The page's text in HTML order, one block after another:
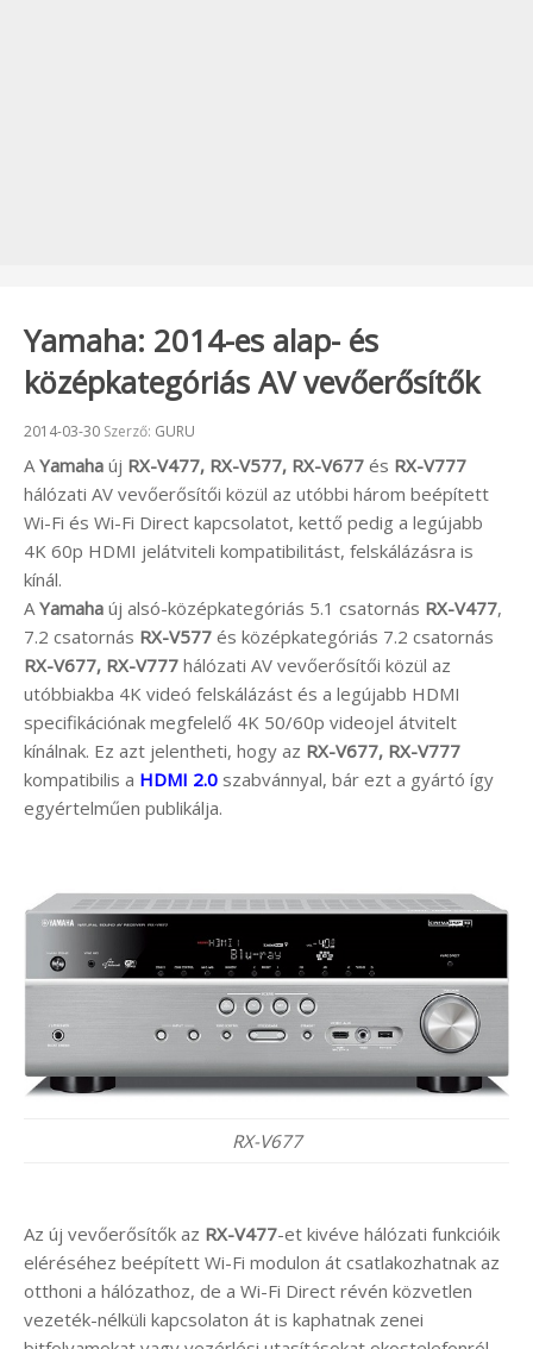
Yamaha: 2014-es alap- és
középkategóriás AV vevőerősítők
Beküldve:
2014-03-30 Szerző: GURU
A Yamaha új RX-V477, RX-V577, RX-V677 és RX-V777
hálózati AV vevőerősítői közül az utóbbi három beépített
Wi-Fi és Wi-Fi Direct kapcsolatot, kettő pedig a legújabb
4K 60p HDMI jelátviteli kompatibilitást, felskálázásra is
kínál.
A Yamaha új alsó-középkategóriás 5.1 csatornás RX-V477,
7.2 csatornás RX-V577 és középkategóriás 7.2 csatornás
RX-V677, RX-V777 hálózati AV vevőerősítői közül az
utóbbiakba 4K videó felskálázást és a legújabb HDMI
specifikációnak megfelelő 4K 50/60p videojel átvitelt
kínálnak. Ez azt jelentheti, hogy az RX-V677, RX-V777
kompatibilis a HDMI 2.0 szabvánnyal, bár ezt a gyártó így
egyértelműen publikálja.
RX-V677
Az új vevőerősítők az RX-V477-et kivéve hálózati funkcióik
eléréséhez beépített Wi-Fi modulon át csatlakozhatnak az
otthoni a hálózathoz, de a Wi-Fi Direct révén közvetlen
vezeték-nélküli kapcsolaton át is kaphatnak zenei